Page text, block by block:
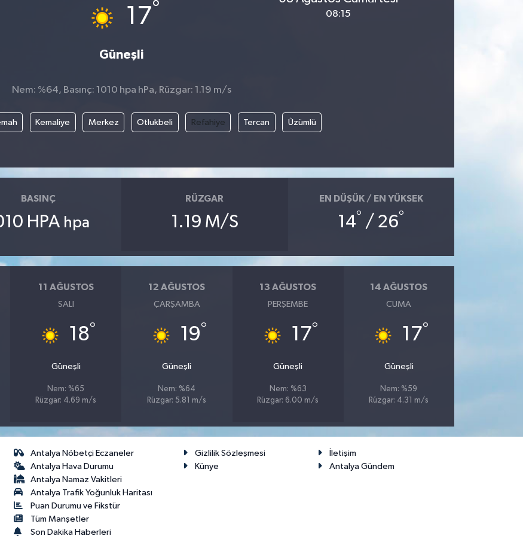
17°
Güneşli
08:15
Nem: %64, Basınç: 1010 hpa hPa, Rüzgar: 1.19 m/s
Kemaliye Merkez Otlukbeli Refahiye Tercan Üzümlü
BASINÇ
HPA hpa
RÜZGAR
1.19 M/S
EN DÜŞÜK / EN YÜKSEK
14° / 26°
11 AĞUSTOS
SALI
18°
Güneşli
Nem: %65
Rüzgar: 4.69 m/s
12 AĞUSTOS
ÇARŞAMBA
19°
Güneşli
Nem: %64
Rüzgar: 5.81 m/s
13 AĞUSTOS
PERŞEMBE
17°
Güneşli
Nem: %63
Rüzgar: 6.00 m/s
14 AĞUSTOS
CUMA
17°
Güneşli
Nem: %59
Rüzgar: 4.31 m/s
Antalya Nöbetçi Eczaneler
Antalya Hava Durumu
Antalya Namaz Vakitleri
Antalya Trafik Yoğunluk Haritası
Puan Durumu ve Fikstür
Tüm Manşetler
Son Dakika Haberleri
Gizlilik Sözleşmesi
İletişim
Künye
Antalya Gündem